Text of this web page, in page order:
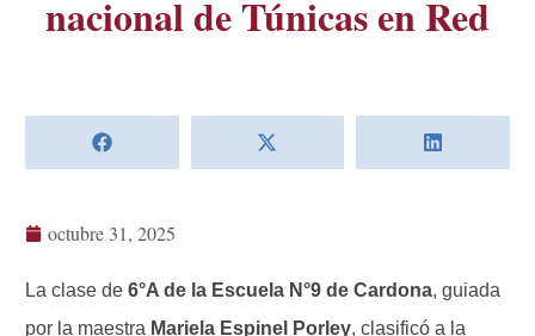
nacional de Túnicas en Red
octubre 31, 2025
La clase de 6°A de la Escuela N°9 de Cardona, guiada
por la maestra Mariela Espinel Porley, clasificó a la